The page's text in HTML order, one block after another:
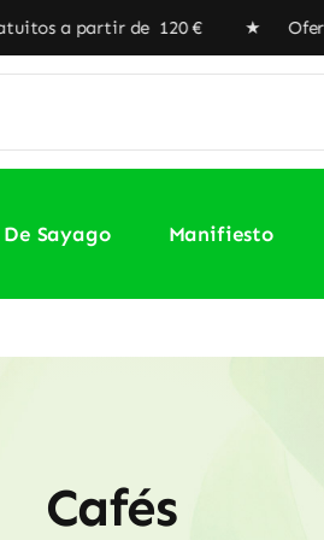
120 € ★ Ofertas
Sayago Manifiesto
Cafés